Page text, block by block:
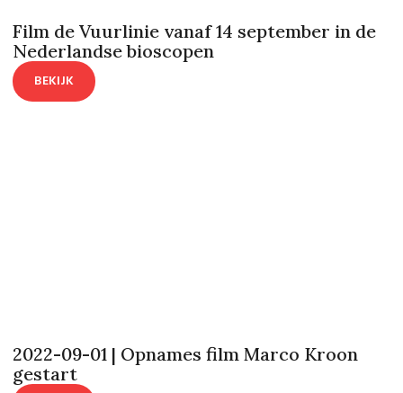
Film de Vuurlinie vanaf 14 september in de
Nederlandse bioscopen
BEKIJK
2022-09-01 | Opnames film Marco Kroon
gestart